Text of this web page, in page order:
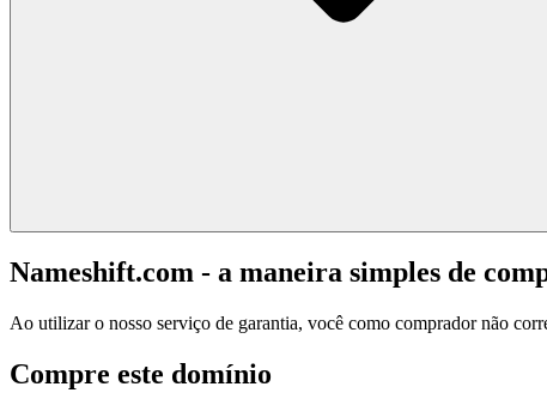
Nameshift.com - a maneira simples de
Ao utilizar o nosso serviço de garantia, você como comprador não
Compre este domínio